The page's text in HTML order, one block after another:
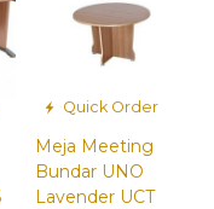
Quick Order
Meja Meeting
Bundar UNO
Lavender UCT